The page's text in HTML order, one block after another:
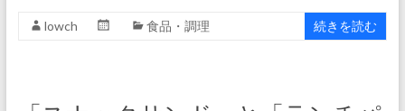
lowch 食品・調理 続きを読む